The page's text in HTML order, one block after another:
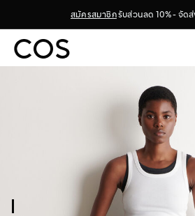
สมัครสมาชิกรับส่วนลด 10% - จัด